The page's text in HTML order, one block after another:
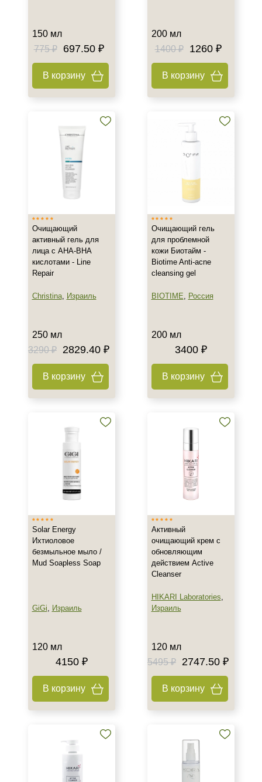
Назначение против
Акне
Возрастные изменения
Показать еще
Область применения
Веки
Декольте
Лицо
8 мл
10 мл
Показать еще
Ингредиенты
Время применения
Вечер
День
Ежедневный
Показать еще
Для женщин
Демакияж
Форма выпуска
150 мл
775 ₽
697.50 ₽
В корзину
200 мл
1400 ₽
1260 ₽
В корзину
Очищающий
активный гель для
лица с AHA-BHA
кислотами - Line
Repair
Christina, Израиль
250 мл
3290 ₽
2829.40 ₽
В корзину
Очищающий гель
для проблемной
кожи Биотайм -
Biotime Anti-acne
cleansing gel
BIOTIME, Россия
200 мл
3400 ₽
В корзину
Solar Energy
Ихтиоловое
безмыльное мыло /
Mud Soapless Soap
GiGi, Израиль
120 мл
4150 ₽
В корзину
Активный
очищающий крем с
обновляющим
действием Active
Cleanser
HIKARI Laboratories,
Израиль
120 мл
5495 ₽
2747.50 ₽
В корзину